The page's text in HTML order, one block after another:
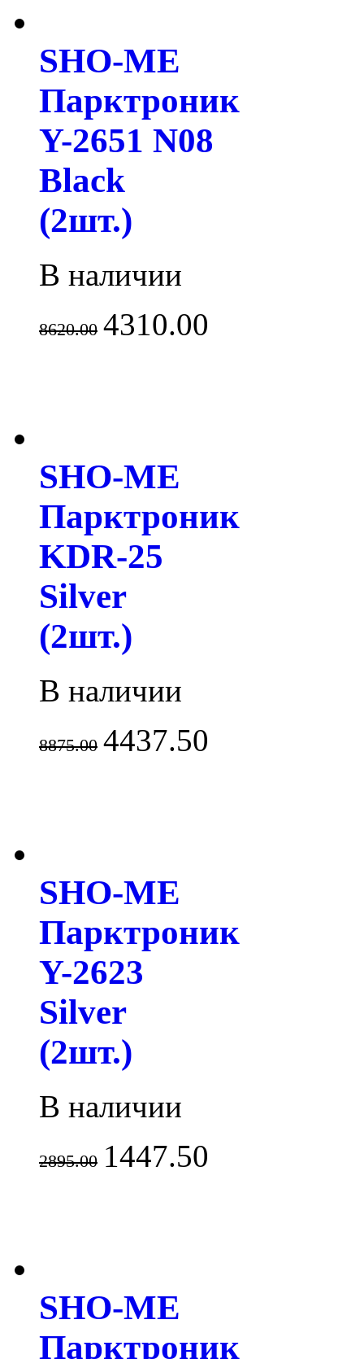
SHO-ME
Парктроник
Y-2651 N08
Black
(2шт.)
В наличии
8620.00 4310.00
SHO-ME
Парктроник
KDR-25
Silver
(2шт.)
В наличии
8875.00 4437.50
SHO-ME
Парктроник
Y-2623
Silver
(2шт.)
В наличии
2895.00 1447.50
SHO-ME
Парктроник